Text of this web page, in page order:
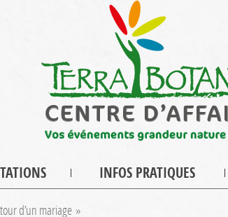
INFOS PRATIQUES
d’un mariage »